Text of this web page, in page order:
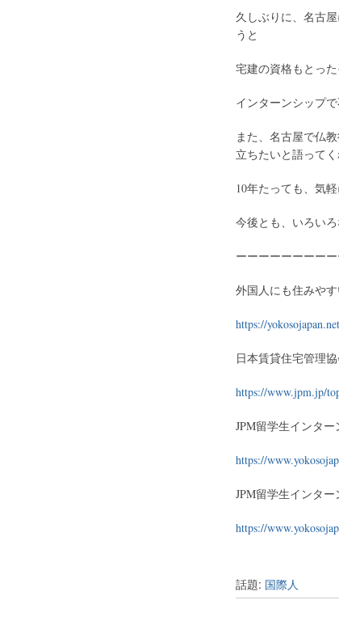
久しぶりに、名古
うと
宅建の資格もとった
インターンシップ
また、名古屋で仏
立ちたいと語ってく
10年たっても、気
今後とも、いろい
ーーーーーーーー
外国人にも住みや
https://
日本賃貸住宅管理
https://www.jpm.jp/
JPM留学生インタ
https://
JPM留学生インタ
https://
話題: 国際人